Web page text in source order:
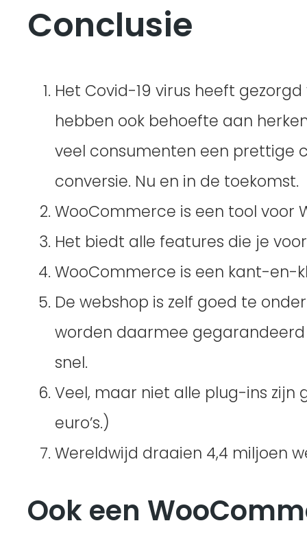
Conclusie
Het Covid-19 virus heeft
hebben ook behoefte aan
veel consumenten een prettige
conversie. Nu en in de toekomst.
WooCommerce is een tool voor
Het biedt alle features die je
WooCommerce is een kant-
De webshop is zelf goed te
worden daarmee
snel.
Veel, maar niet alle plug-ins zijn
euro’s.)
Wereldwijd draaien 4,4 miljoen
Ook een